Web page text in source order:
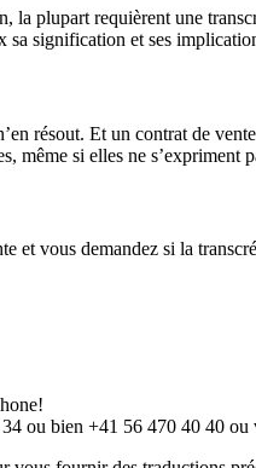
la plupart requièrent une
signification et ses
résout. Et un contrat de
même si elles ne s’expriment
et vous demandez si la
ou bien +41 56 470 40 40 ou